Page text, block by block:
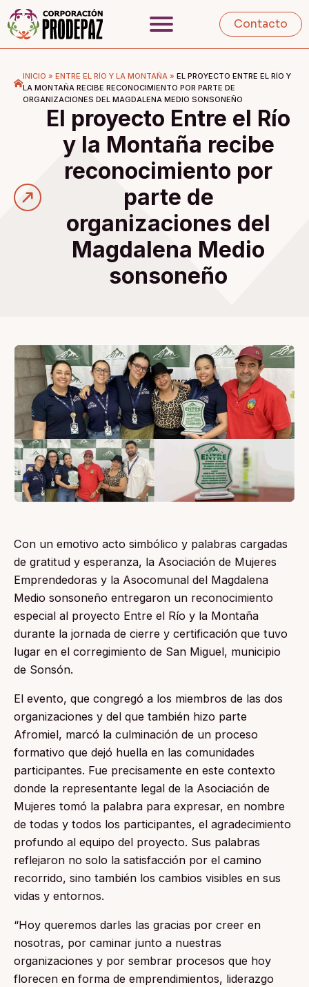
Contacto
INICIO » ENTRE EL RÍO Y LA MONTAÑA » EL PROYECTO ENTRE EL RÍO Y
LA MONTAÑA RECIBE RECONOCIMIENTO POR PARTE DE
ORGANIZACIONES DEL MAGDALENA MEDIO SONSONEÑO
El proyecto Entre el Río
y la Montaña recibe
reconocimiento por
parte de
organizaciones del
Magdalena Medio
sonsoneño
Con un emotivo acto simbólico y palabras cargadas
de gratitud y esperanza, la Asociación de Mujeres
Emprendedoras y la Asocomunal del Magdalena
Medio sonsoneño entregaron un reconocimiento
especial al proyecto Entre el Río y la Montaña
durante la jornada de cierre y certificación que tuvo
lugar en el corregimiento de San Miguel, municipio
de Sonsón.
El evento, que congregó a los miembros de las dos
organizaciones y del que también hizo parte
Afromiel, marcó la culminación de un proceso
formativo que dejó huella en las comunidades
participantes. Fue precisamente en este contexto
donde la representante legal de la Asociación de
Mujeres tomó la palabra para expresar, en nombre
de todas y todos los participantes, el agradecimiento
profundo al equipo del proyecto. Sus palabras
reflejaron no solo la satisfacción por el camino
recorrido, sino también los cambios visibles en sus
vidas y entornos.
“Hoy queremos darles las gracias por creer en
nosotras, por caminar junto a nuestras
organizaciones y por sembrar procesos que hoy
florecen en forma de emprendimientos, liderazgo